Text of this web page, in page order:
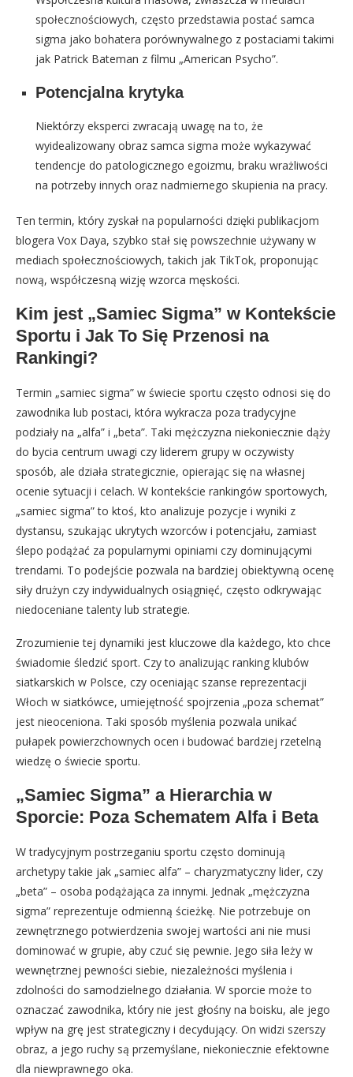
społecznościowych, często przedstawia postać samca
sigma jako bohatera porównywalnego z postaciami takimi
jak Patrick Bateman z filmu „American Psycho”.
Potencjalna krytyka
Niektórzy eksperci zwracają uwagę na to, że
wyidealizowany obraz samca sigma może wykazywać
tendencje do patologicznego egoizmu, braku wrażliwości
na potrzeby innych oraz nadmiernego skupienia na pracy.
Ten termin, który zyskał na popularności dzięki publikacjom
blogera Vox Daya, szybko stał się powszechnie używany w
mediach społecznościowych, takich jak TikTok, proponując
nową, współczesną wizję wzorca męskości.
Kim jest „Samiec Sigma” w Kontekście
Sportu i Jak To Się Przenosi na
Rankingi?
Termin „samiec sigma” w świecie sportu często odnosi się do
zawodnika lub postaci, która wykracza poza tradycyjne
podziały na „alfa” i „beta”. Taki mężczyzna niekoniecznie dąży
do bycia centrum uwagi czy liderem grupy w oczywisty
sposób, ale działa strategicznie, opierając się na własnej
ocenie sytuacji i celach. W kontekście rankingów sportowych,
„samiec sigma” to ktoś, kto analizuje pozycje i wyniki z
dystansu, szukając ukrytych wzorców i potencjału, zamiast
ślepo podążać za popularnymi opiniami czy dominującymi
trendami. To podejście pozwala na bardziej obiektywną ocenę
siły drużyn czy indywidualnych osiągnięć, często odkrywając
niedoceniane talenty lub strategie.
Zrozumienie tej dynamiki jest kluczowe dla każdego, kto chce
świadomie śledzić sport. Czy to analizując ranking klubów
siatkarskich w Polsce, czy oceniając szanse reprezentacji
Włoch w siatkówce, umiejętność spojrzenia „poza schemat”
jest nieoceniona. Taki sposób myślenia pozwala unikać
pułapek powierzchownych ocen i budować bardziej rzetelną
wiedzę o świecie sportu.
„Samiec Sigma” a Hierarchia w
Sporcie: Poza Schematem Alfa i Beta
W tradycyjnym postrzeganiu sportu często dominują
archetypy takie jak „samiec alfa” – charyzmatyczny lider, czy
„beta” – osoba podążająca za innymi. Jednak „mężczyzna
sigma” reprezentuje odmienną ścieżkę. Nie potrzebuje on
zewnętrznego potwierdzenia swojej wartości ani nie musi
dominować w grupie, aby czuć się pewnie. Jego siła leży w
wewnętrznej pewności siebie, niezależności myślenia i
zdolności do samodzielnego działania. W sporcie może to
oznaczać zawodnika, który nie jest głośny na boisku, ale jego
wpływ na grę jest strategiczny i decydujący. On widzi szerszy
obraz, a jego ruchy są przemyślane, niekoniecznie efektowne
dla niewprawnego oka.